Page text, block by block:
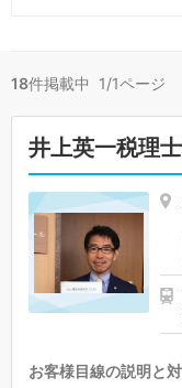
甲佐町 (0) 山都町 (0)
五木村 (0) 山江村 (0)
18件掲載中 1/1ページ
井上英一税理
お客様目線の説明と